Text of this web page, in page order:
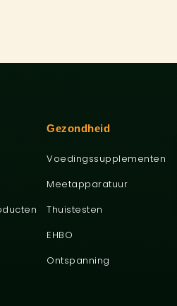
Gezondheid
Voedingssupplementen
Meetapparatuur
Thuistesten
EHBO
Ontspanning